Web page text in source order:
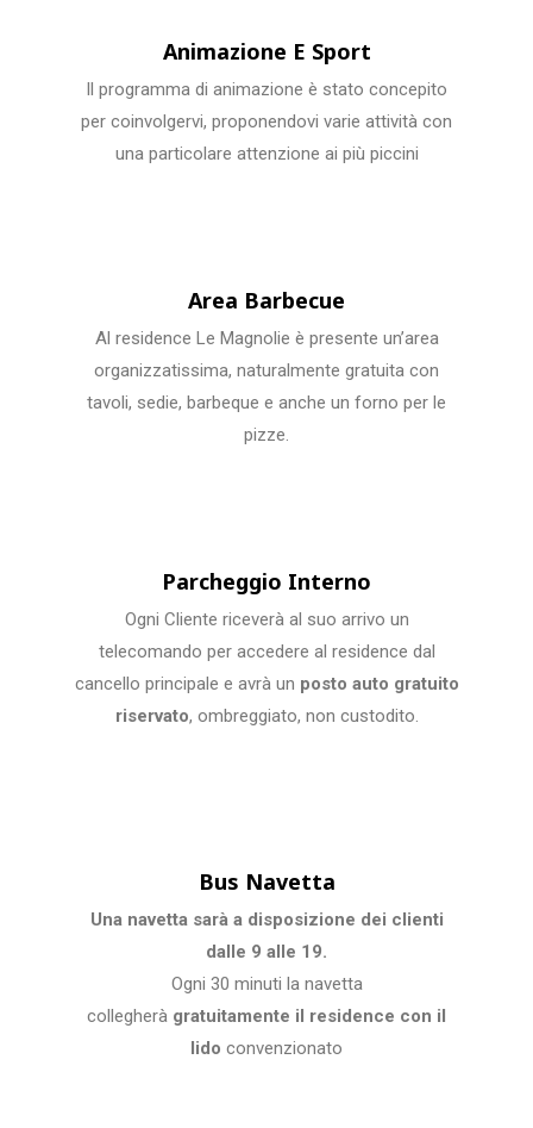
Animazione E Sport
Il programma di animazione è stato concepito
per coinvolgervi, proponendovi varie attività con
una particolare attenzione ai più piccini
Area Barbecue
Al residence Le Magnolie è presente un’area
organizzatissima, naturalmente gratuita con
tavoli, sedie, barbeque e anche un forno per le
pizze.
Parcheggio Interno
Ogni Cliente riceverà al suo arrivo un
telecomando per accedere al residence dal
cancello principale e avrà un posto auto gratuito
riservato, ombreggiato, non custodito.
Bus Navetta
Una navetta sarà a disposizione dei clienti
dalle 9 alle 19.
Ogni 30 minuti la navetta
collegherà gratuitamente il residence con il
lido convenzionato